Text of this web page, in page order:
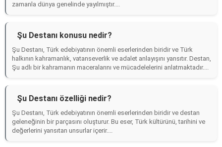
zamanla dünya genelinde yayılmıştır....
Şu Destanı konusu nedir?
Şu Destanı, Türk edebiyatının önemli eserlerinden biridir ve Türk
halkının kahramanlık, vatanseverlik ve adalet anlayışını yansıtır. Destan,
Şu adlı bir kahramanın maceralarını ve mücadelelerini anlatmaktadır....
Şu Destanı özelliği nedir?
Şu Destanı, Türk edebiyatının önemli eserlerinden biridir ve destan
geleneğinin bir parçasını oluşturur. Bu eser, Türk kültürünü, tarihini ve
değerlerini yansıtan unsurlar içerir....